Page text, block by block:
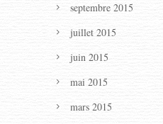
septembre 2015
juillet 2015
juin 2015
mai 2015
mars 2015